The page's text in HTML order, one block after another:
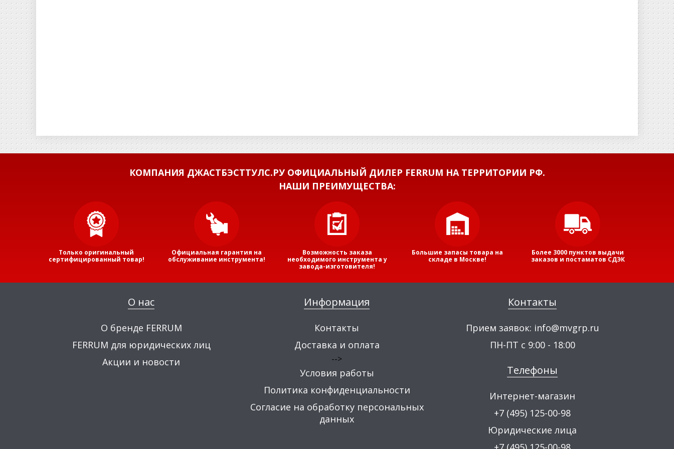
КОМПАНИЯ ДЖАСТБЭСТТУЛС.РУ ОФИЦИАЛЬНЫЙ ДИЛЕР FERRUM НА ТЕРРИТОРИИ РФ.
НАШИ ПРЕИМУЩЕСТВА:
Только оригинальный
сертифицированный товар!
Официальная гарантия на
обслуживание инструмента!
Возможность заказа
необходимого инструмента у
завода-изготовителя!
Большие запасы товара на
складе в Москве!
Более 3000 пунктов выдачи
заказов и постаматов СДЭК
О нас
О бренде FERRUM
FERRUM для юридических лиц
Акции и новости
Информация
Контакты
Доставка и оплата
-->
Условия работы
Политика конфиденциальности
Согласие на обработку персональных
данных
Контакты
Прием заявок: info@mvgrp.ru
ПН-ПТ с 9:00 - 18:00
Телефоны
Интернет-магазин
+7 (495) 125-00-98
Юридические лица